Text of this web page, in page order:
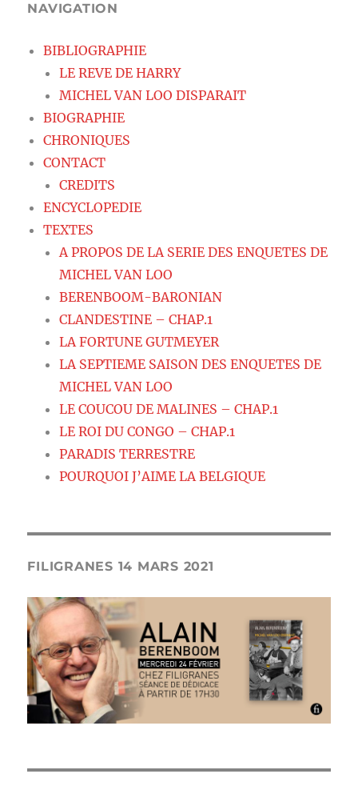
NAVIGATION
BIBLIOGRAPHIE
LE REVE DE HARRY
MICHEL VAN LOO DISPARAIT
BIOGRAPHIE
CHRONIQUES
CONTACT
CREDITS
ENCYCLOPEDIE
TEXTES
A PROPOS DE LA SERIE DES ENQUETES DE
MICHEL VAN LOO
BERENBOOM-BARONIAN
CLANDESTINE – CHAP.1
LA FORTUNE GUTMEYER
LA SEPTIEME SAISON DES ENQUETES DE
MICHEL VAN LOO
LE COUCOU DE MALINES – CHAP.1
LE ROI DU CONGO – CHAP.1
PARADIS TERRESTRE
POURQUOI J’AIME LA BELGIQUE
FILIGRANES 14 MARS 2021